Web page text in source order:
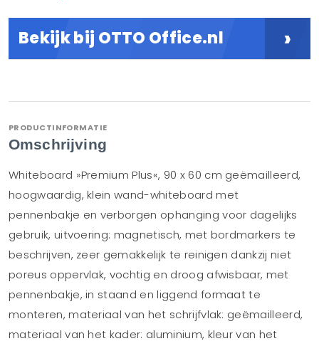
Bekijk bij OTTO Office.nl ›
PRODUCTINFORMATIE
Omschrijving
Whiteboard »Premium Plus«, 90 x 60 cm geëmailleerd,
hoogwaardig, klein wand-whiteboard met
pennenbakje en verborgen ophanging voor dagelijks
gebruik, uitvoering: magnetisch, met bordmarkers te
beschrijven, zeer gemakkelijk te reinigen dankzij niet
poreus oppervlak, vochtig en droog afwisbaar, met
pennenbakje, in staand en liggend formaat te
monteren, materiaal van het schrijfvlak: geëmailleerd,
materiaal van het kader: aluminium, kleur van het